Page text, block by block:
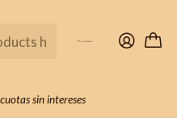
sin intereses